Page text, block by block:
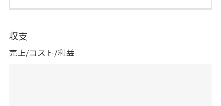
収支
売上/コスト/利益